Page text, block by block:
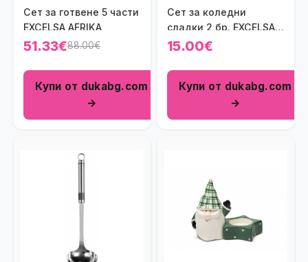
Сет за готвене 5 части
EXCELSA AFRIKA
51.33€88.00€
Купи от dukabg.com
→
Сет за коледни
сладки 2 бр. EXCELSA
WONDERFUL GINGER,
15.00€
Купи от dukabg.com
→